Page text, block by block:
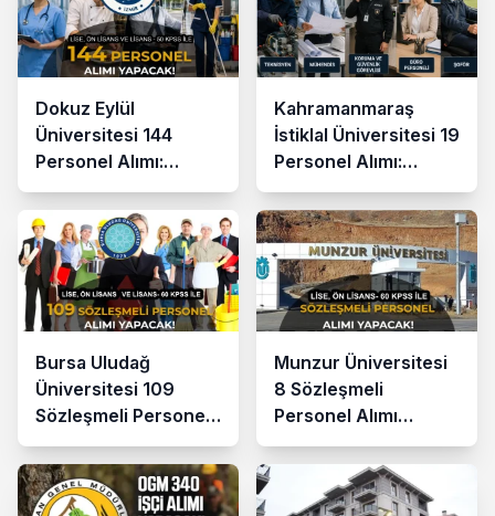
Dokuz Eylül
Üniversitesi 144
Personel Alımı:
Hemşire, Aşçı, Şoför,
Destek Personeli
Kahramanmaraş
İstiklal Üniversitesi 19
Personel Alımı:
Güvenlik, Büro,
Teknisyen
Bursa Uludağ
Üniversitesi 109
Sözleşmeli Personel
Alımı Yapacak: En az
lise ve 60 KPSS
Munzur Üniversitesi
8 Sözleşmeli
Personel Alımı
Yapacak: En Az 60
KPSS